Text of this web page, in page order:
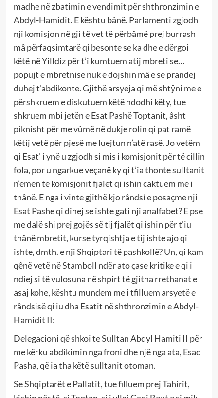
madhe në zbatimin e vendimit për shthronzimin e
Abdyl-Hamidit. E kështu bânë. Parlamenti zgjodh
nji komisjon në gjí të vet të përbâmë prej burrash
mâ përfaqsimtarë qi besonte se ka dhe e dërgoi
këtê në Yilldiz për t’i kumtuem atij mbreti se…
popujt e mbretnisë nuk e dojshin mâ e se prandej
duhej t’abdikonte. Gjithë arsyeja qi më shtŷni me e
përshkruem e diskutuem këtë ndodhí këty, tue
shkruem mbi jetën e Esat Pashë Toptanit, âsht
piknisht për me vûmë në dukje rolin qi pat ramë
këtij vetë për pjesë me luejtun n’atë rasë. Jo vetëm
qi Esat’ i ynë u zgjodh si mis i komisjonit për të cillin
fola, por u ngarkue veçanë ky qi t’ia thonte sulltanit
n’emën të komisjonit fjalët qi ishin caktuem me i
thânë. E nga i vinte gjithë kjo rândsí e posaçme nji
Esat Pashe qi dihej se ishte gati nji analfabet? E pse
me dalë shi prej gojës së tij fjalët qi ishin për t’iu
thânë mbretit, kurse tyrqishtja e tij ishte ajo qi
ishte, dmth. e nji Shqiptari të pashkollë? Un, qi kam
qênë vetë në Stamboll ndër ato çase kritike e qi i
ndiej si të vulosuna në shpirt të gjitha rrethanat e
asaj kohe, kështu mundem me i tfilluem arsyetë e
rândsisë qi iu dha Esatit në shthronzimin e Abdyl-
Hamidit II:
Delegacioni që shkoi te Sulltan Abdyl Hamiti II për
me kërku abdikimin nga froni dhe një nga ata, Esad
Pasha, që ia tha këtë sulltanit otoman.
Se Shqiptarët e Pallatit, tue filluem prej Tahirit,